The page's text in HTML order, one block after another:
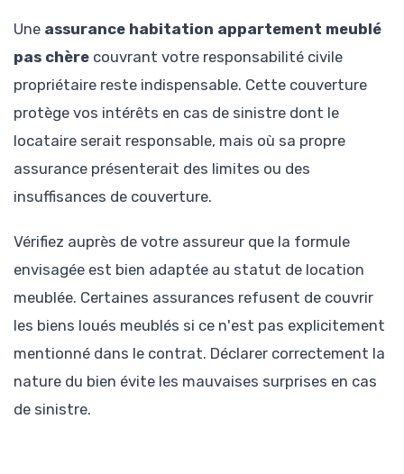
Une assurance habitation appartement meublé
pas chère couvrant votre responsabilité civile
propriétaire reste indispensable. Cette couverture
protège vos intérêts en cas de sinistre dont le
locataire serait responsable, mais où sa propre
assurance présenterait des limites ou des
insuffisances de couverture.
Vérifiez auprès de votre assureur que la formule
envisagée est bien adaptée au statut de location
meublée. Certaines assurances refusent de couvrir
les biens loués meublés si ce n'est pas explicitement
mentionné dans le contrat. Déclarer correctement la
nature du bien évite les mauvaises surprises en cas
de sinistre.